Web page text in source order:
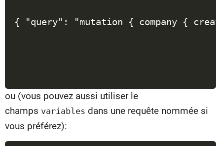
ou (vous pouvez aussi utiliser le
champs variables dans une requête nommée si
vous préférez):